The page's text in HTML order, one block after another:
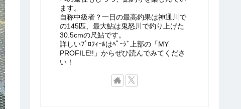
ます。
自称中級者？一日の最高釣果は神通川で
の145匹、最大鮎は鬼怒川で釣り上げた
30.5cmの尺鮎です。
詳しいﾌﾟﾛﾌｨｰﾙはﾍﾟｰｼﾞ上部の「MY
PROFILE!!」からぜひ読んでみてくださ
い！